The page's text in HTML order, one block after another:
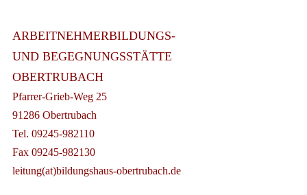
ARBEITNEHMERBILDUNGS-
UND BEGEGNUNGSSTÄTTE
OBERTRUBACH
Pfarrer-Grieb-Weg 25
91286 Obertrubach
Tel. 09245-982110
Fax 09245-982130
leitung(at)bildungshaus-obertrubach.de